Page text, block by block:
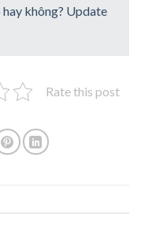
không? Update
Rate this post